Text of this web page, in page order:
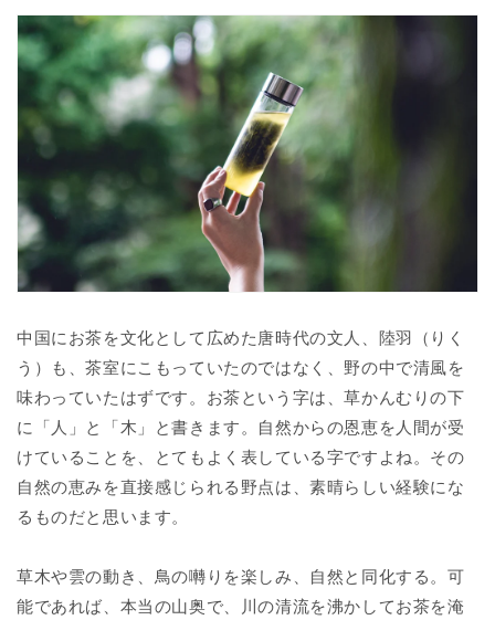
中国にお茶を文化として広めた唐時代の文人、陸羽（りく
う）も、茶室にこもっていたのではなく、野の中で清風を
味わっていたはずです。お茶という字は、草かんむりの下
に「人」と「木」と書きます。自然からの恩恵を人間が受
けていることを、とてもよく表している字ですよね。その
自然の恵みを直接感じられる野点は、素晴らしい経験にな
るものだと思います。
草木や雲の動き、鳥の囀りを楽しみ、自然と同化する。可
能であれば、本当の山奥で、川の清流を沸かしてお茶を淹